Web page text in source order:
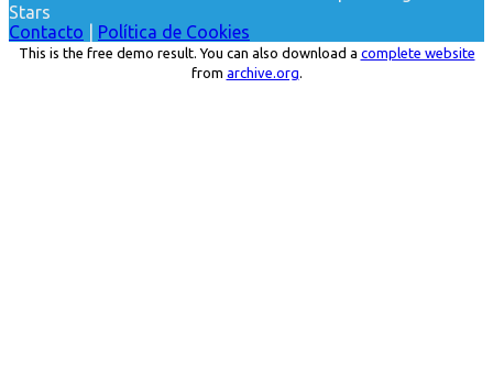
Stars
Contacto
Política de Cookies
This is the free demo result. You can also download a complete website
from archive.org.